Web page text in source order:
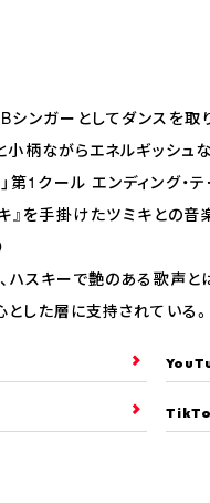
ンガーとしてダンスを取
小柄ながらエネルギッシュ
第1クール エンディング・テ
を手掛けたツミキとの
ハスキーで艶のある歌声
した層に支持されている。